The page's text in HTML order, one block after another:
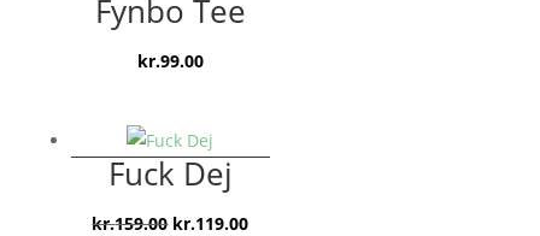
Fynbo Tee
kr.99.00
Fuck Dej
kr.159.00 Den
kr.119.00Den